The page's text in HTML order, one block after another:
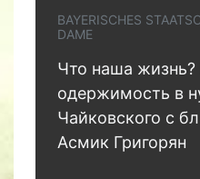
BAYERISCHES
DAME
Что наша
одержимость в
Чайковского с
Асмик Григорян